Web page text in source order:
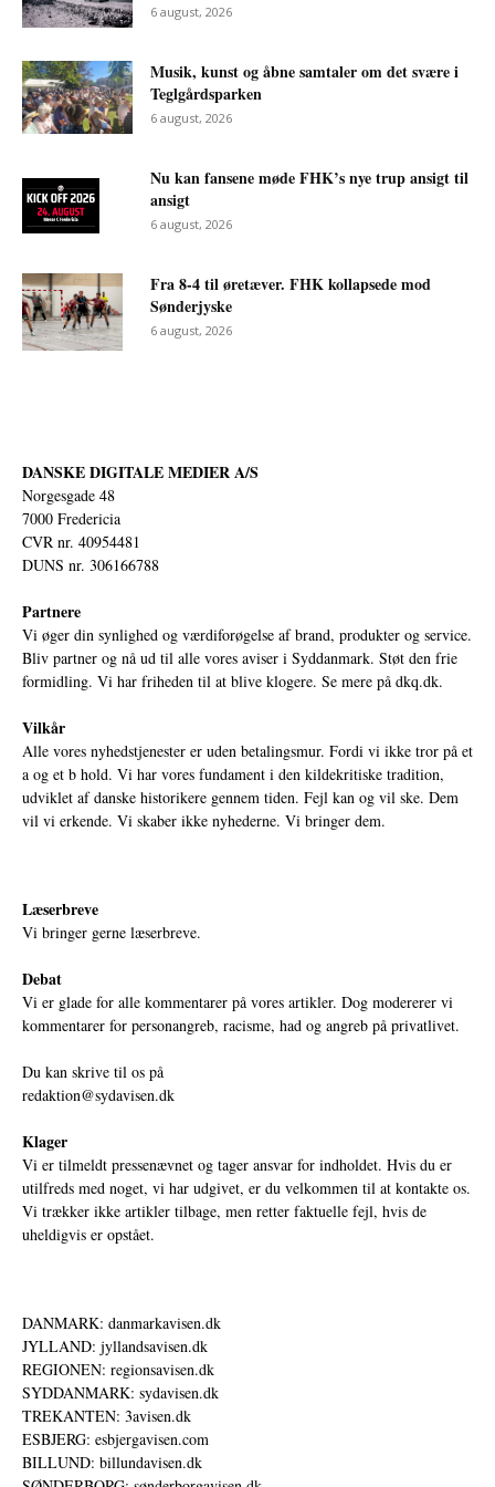
6 august, 2026
Musik, kunst og åbne samtaler om det svære i
Teglgårdsparken
6 august, 2026
Nu kan fansene møde FHK’s nye trup ansigt til
ansigt
6 august, 2026
Fra 8-4 til øretæver. FHK kollapsede mod
Sønderjyske
6 august, 2026
DANSKE DIGITALE MEDIER A/S
Norgesgade 48
7000 Fredericia
CVR nr. 40954481
DUNS nr. 306166788
Partnere
Vi øger din synlighed og værdiforøgelse af brand, produkter og service.
Bliv partner og nå ud til alle vores aviser i Syddanmark. Støt den frie
formidling. Vi har friheden til at blive klogere. Se mere på dkq.dk.
Vilkår
Alle vores nyhedstjenester er uden betalingsmur. Fordi vi ikke tror på et
a og et b hold. Vi har vores fundament i den kildekritiske tradition,
udviklet af danske historikere gennem tiden. Fejl kan og vil ske. Dem
vil vi erkende. Vi skaber ikke nyhederne. Vi bringer dem.
Læserbreve
Vi bringer gerne læserbreve.
Debat
Vi er glade for alle kommentarer på vores artikler. Dog modererer vi
kommentarer for personangreb, racisme, had og angreb på privatlivet.
Du kan skrive til os på
redaktion@sydavisen.dk
Klager
Vi er tilmeldt pressenævnet og tager ansvar for indholdet. Hvis du er
utilfreds med noget, vi har udgivet, er du velkommen til at kontakte os.
Vi trækker ikke artikler tilbage, men retter faktuelle fejl, hvis de
uheldigvis er opstået.
DANMARK: danmarkavisen.dk
JYLLAND: jyllandsavisen.dk
REGIONEN: regionsavisen.dk
SYDDANMARK: sydavisen.dk
TREKANTEN: 3avisen.dk
ESBJERG: esbjergavisen.com
BILLUND: billundavisen.dk